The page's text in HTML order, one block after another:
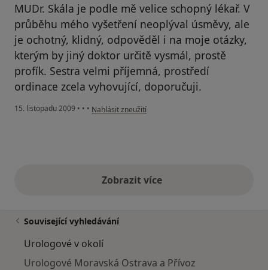
MUDr. Skála je podle mě velice schopný lékař. V
průběhu mého vyšetření neoplýval úsměvy, ale
je ochotný, klidný, odpověděl i na moje otázky,
kterým by jiný doktor určitě vysmál, prostě
profík. Sestra velmi příjemná, prostředí
ordinace zcela vyhovující, doporučuji.
15. listopadu 2009 • • • podle názoru uživatele Pacient
Nahlásit zneužití
Zobrazit vícevýše uvedené názory
Související vyhledávání
Urologové v okolí
Urologové Moravská Ostrava a Přívoz